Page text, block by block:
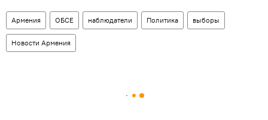
Армения ОБСЕ наблюдатели Политика выборы
Новости Армения